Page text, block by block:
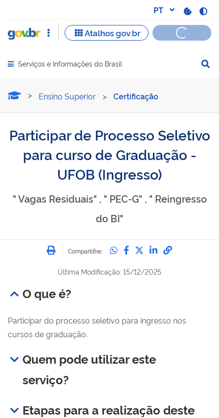
Abrir menu principal de navegação
Serviços e Informações do Brasil
Participar de Processo
Ensino Superior > Certificação
Participar de Processo Seletivo
para curso de Graduação -
UFOB (Ingresso)
" Vagas Residuais" , " PEC-G" , " Reingresso
do BI"
Imprimir
Compartilhe: Compartilhe no
Compartilhe no
Compartilhe no
Compartilhe
Última Modificação: 15/12/2025
O que é?
Participar do processo seletivo para ingresso nos
cursos de graduação.
Quem pode utilizar este
serviço?
Etapas para a realização deste